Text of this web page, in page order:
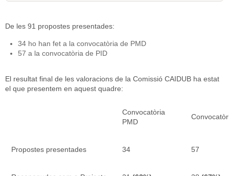
De les 91 propostes presentades:
34 ho han fet a la convocatòria de PMD
57 a la convocatòria de PID
El resultat final de les valoracions de la Comissió CAIDUB ha estat
el que presentem en aquest quadre:
Convocatòria
PMD
Propostes presentades 34 57